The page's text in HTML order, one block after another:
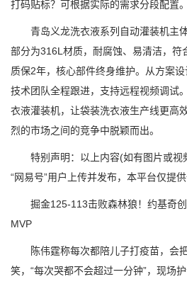
打码贴标？可根据实际的需求分段配置。
青岛义龙洗衣液系列自动灌装机主
部分为316L材质，耐腐蚀、易清洁，符
质保2年，核心部件终身维护。从方案设
技术团队全程跟进，支持远程视频调试
衣液灌装机，让袋装洗衣液生产线更高
烈的市场之间的竞争中脱颖而出。
特别声明：以上内容(如有图片或视
“网易号”用户上传并发布，本平台仅提供
掘金125-113击败森林狼！约基奇创
MVP
陈伟霆称每次都陪儿子打疫苗，会
笑，“每次哭都不会超过一分钟”，现场